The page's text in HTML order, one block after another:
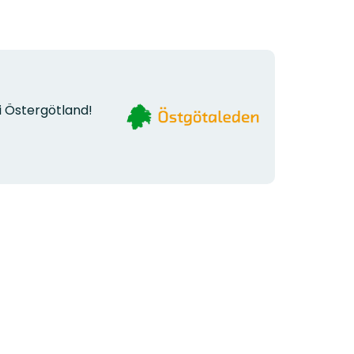
Östergötland!
Organisationens
logotyp